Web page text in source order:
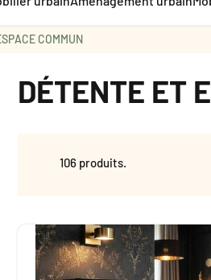
COMMUN
DÉTENTE ET
106 produits.